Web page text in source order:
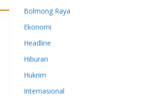
Bolmong Raya
Ekonomi
Headline
Hiburan
Hukrim
Internasional